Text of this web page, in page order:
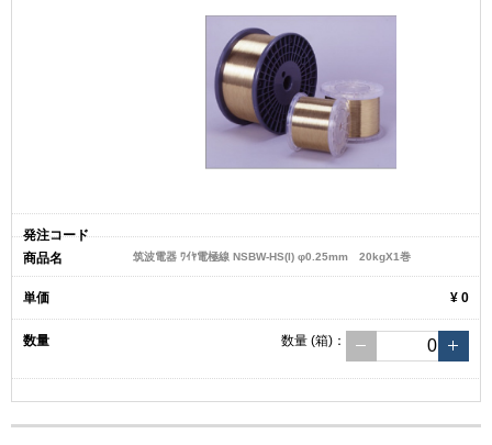
筑波電器 ﾜｲﾔ電極線 NSBW-HS(I) φ0.25mm 20kgX1巻
¥ 0
数量 (箱) ：